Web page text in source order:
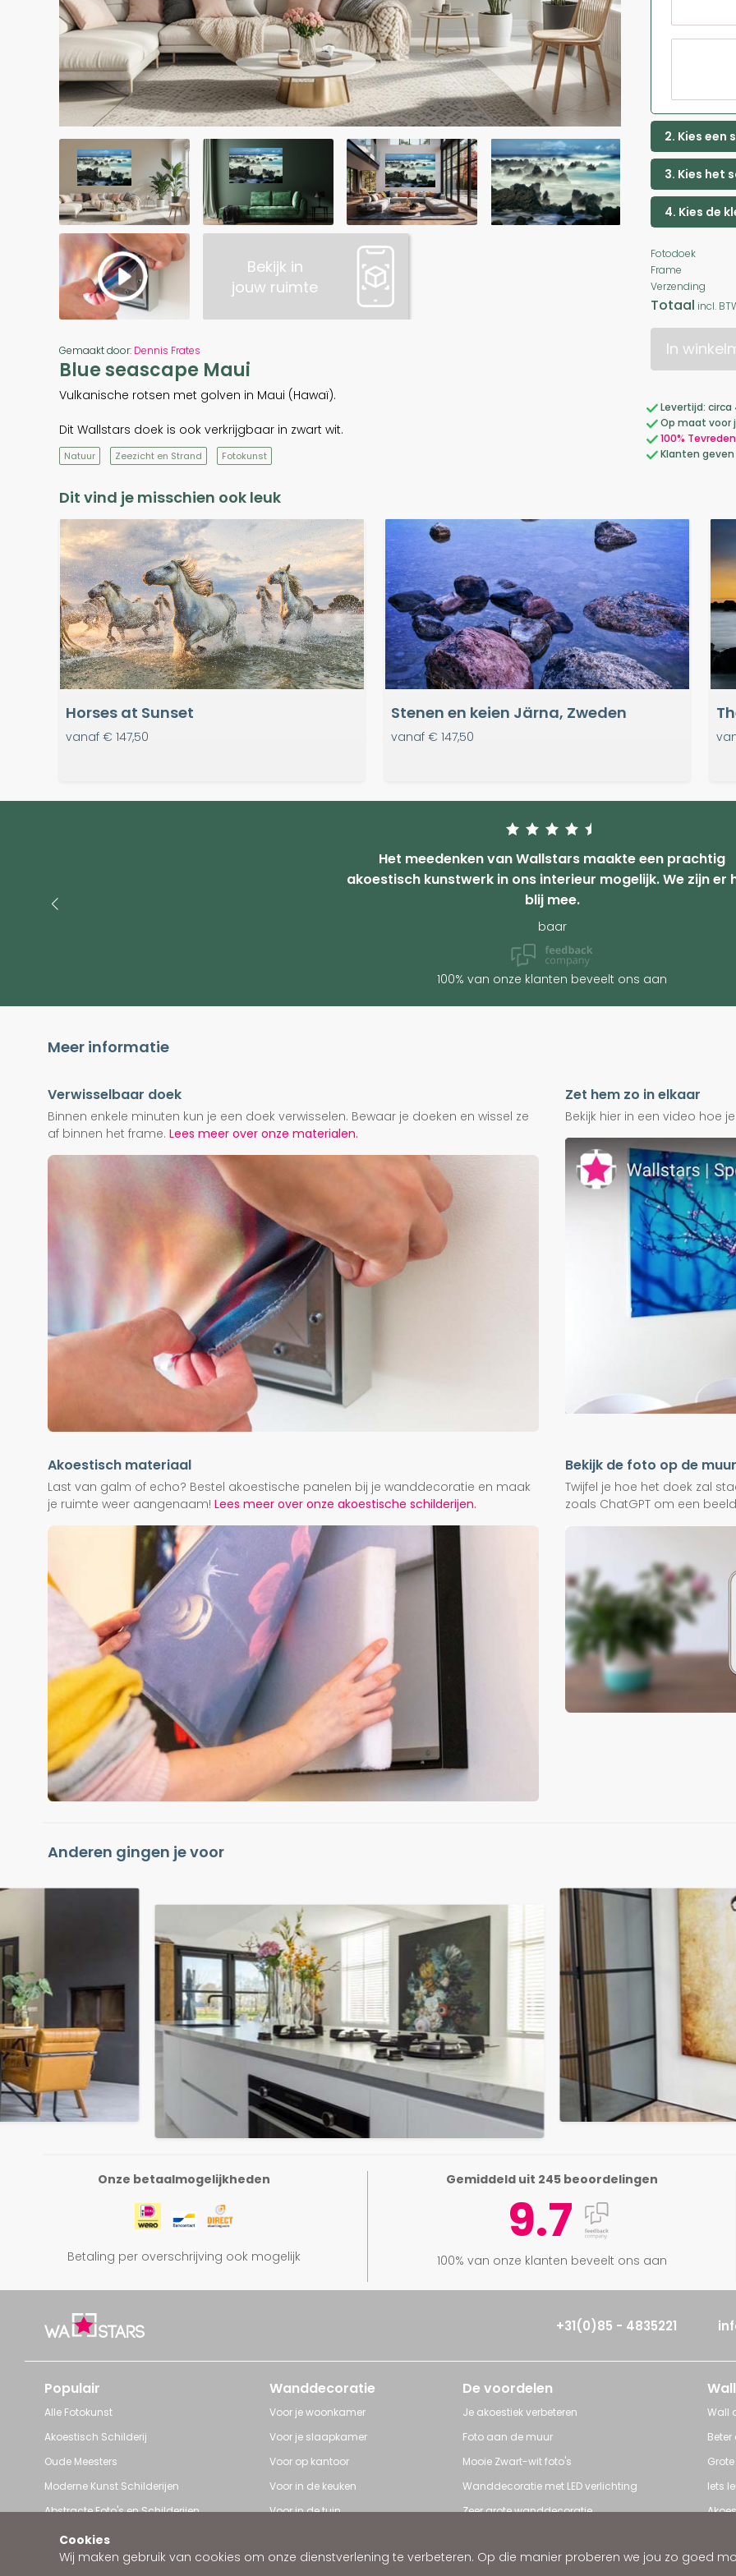
Cookies
Wij maken gebruik van cookies om onze dienstverlening te verbeteren. Op die manier proberen we jou zo goed
Bekijk in
jouw ruimte
Gemaakt door: Dennis Frates
Blue seascape Maui
Vulkanische rotsen met golven in Maui (Hawaï).
Dit Wallstars doek is ook verkrijgbaar in zwart wit.
Natuur Zeezicht en Strand Fotokunst
2. Kies een
3. Kies het
4. Kies de
Fotodoek
Frame
Verzending
Totaal incl.
In
Levertijd:
Op maat voor
100%
Klanten
Dit vind je misschien ook leuk
Horses at Sunset
vanaf € 147,50
Stenen en keien Järna, Zweden
vanaf € 147,50
Het meedenken van Wallstars maakte een prachtig
akoestisch kunstwerk in ons interieur mogelijk. We zijn er
blij mee.
baar
100% van onze klanten beveelt ons aan
Meer informatie
Verwisselbaar doek
Binnen enkele minuten kun je een doek verwisselen. Bewaar je doeken en wissel ze
af binnen het frame. Lees meer over onze materialen.
Zet hem zo in elkaar
Bekijk hier in een video hoe
Akoestisch materiaal
Last van galm of echo? Bestel akoestische panelen bij je wanddecoratie en maak
je ruimte weer aangenaam! Lees meer over onze akoestische schilderijen.
Bekijk de foto op de muur
Twijfel je hoe het doek zal
zoals ChatGPT om een
Anderen gingen je voor
Onze betaalmogelijkheden
Betaling per overschrijving ook mogelijk
Gemiddeld uit 245 beoordelingen
9.7
100% van onze klanten beveelt ons aan
+31(0)85 - 4835221
Populair
Alle Fotokunst
Akoestisch Schilderij
Oude Meesters
Moderne Kunst Schilderijen
Abstracte Foto's en Schilderijen
Pop Art schilderijen
Art Frame van Wallstars
Wanddecoratie
Voor je woonkamer
Voor je slaapkamer
Voor op kantoor
Voor in de keuken
Voor in de tuin
Zakelijke wanddecoratie
De voordelen
Je akoestiek verbeteren
Foto aan de muur
Mooie Zwart-wit foto's
Wanddecoratie met LED verlichting
Zeer grote wanddecoratie
Wall
Iets